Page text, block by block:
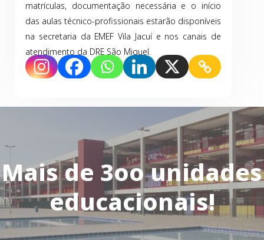
matrículas, documentação necessária e o início
das aulas técnico-profissionais estarão disponíveis
na secretaria da EMEF Vila Jacuí e nos canais de
atendimento da DRE São Miguel.
Mais de 3oo unidades
educacionais!